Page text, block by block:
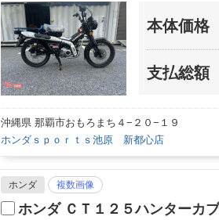
本体価格
支払総額
沖縄県 那覇市おもろまち４−２０−１９
ホンダｓｐｏｒｔｓ池原 新都心店
ホンダ 複数画像
ホンダ ＣＴ１２５ハンターカブ